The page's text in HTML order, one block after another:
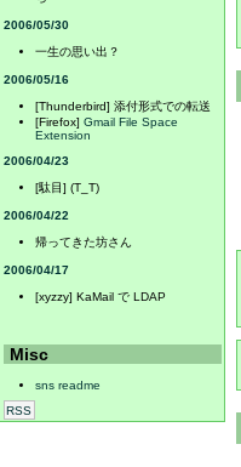
2006/05/30
一生の思い出？
2006/05/16
[Thunderbird] 添付形式での転送
[Firefox]Gmail File Space
Extension
2006/04/23
[駄目] (T_T)
2006/04/22
帰ってきた坊さん
2006/04/17
[xyzzy] KaMail で LDAP
Misc
sns readme
RSS